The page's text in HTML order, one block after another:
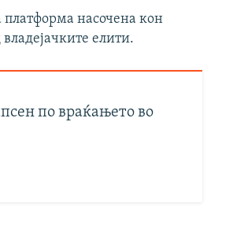
платформа насочена кон
елити.
по враќањето во